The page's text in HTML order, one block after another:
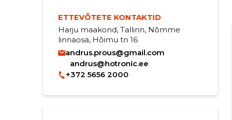
ETTEVÕTETE KONTAKTID
Harju maakond, Tallinn, Nõmme
linnaosa, Hõimu tn 16
andrus.prous@gmail.com
andrus@hotronic.ee
+372 5656 2000